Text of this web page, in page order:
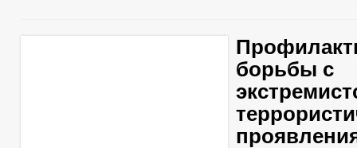
борьбы с